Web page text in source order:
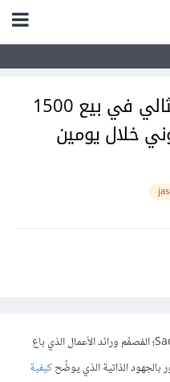
كيف ساهم التّسعير المثالي في بيع 1500
خلال يومين
؛ المُصمِّم ورائد الأعمال الذي باع
بالجهود الذاتية الذي يوضِّحكيفية